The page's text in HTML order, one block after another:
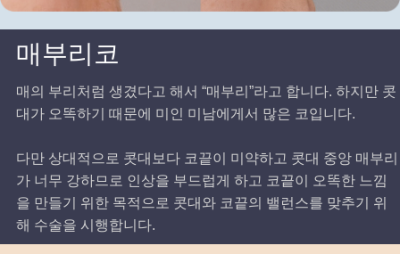
매부리코
매의 부리처럼 생겼다고 해서 “매부리”라고 합니다. 하지만 콧
대가 오똑하기 때문에 미인 미남에게서 많은 코입니다.
다만 상대적으로 콧대보다 코끝이 미약하고 콧대 중앙 매부리
가 너무 강하므로 인상을 부드럽게 하고 코끝이 오똑한 느낌
을 만들기 위한 목적으로 콧대와 코끝의 밸런스를 맞추기 위
해 수술을 시행합니다.